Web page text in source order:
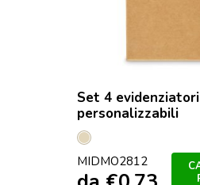
Set 4 evidenziatori
personalizzabili
Beige
MIDMO2812